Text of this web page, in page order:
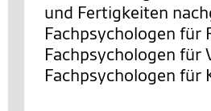
und Fertigkeiten
Fachpsychologen für
Fachpsychologen für
Fachpsychologen für